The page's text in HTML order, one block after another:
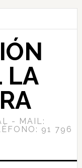
LA
- MAIL:
91 796